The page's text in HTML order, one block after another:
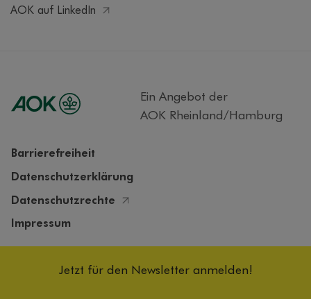
AOK auf LinkedIn
Ein Angebot der
AOK Rheinland/Hamburg
Barrierefreiheit
Datenschutzerklärung
Datenschutzrechte
Impressum
Jetzt für den Newsletter anmelden!